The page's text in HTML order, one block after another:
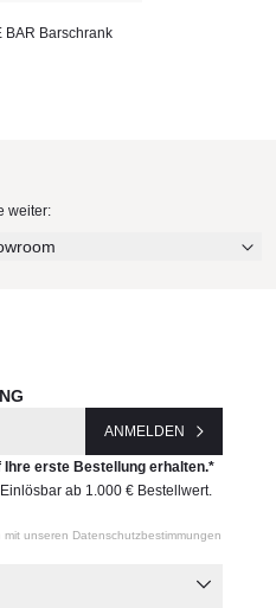
BAR Barschrank
weiter:
ANMELDEN
Ihre erste Bestellung erhalten.*
ab 1.000 € Bestellwert.
unseren Datenschutzbestimmungen